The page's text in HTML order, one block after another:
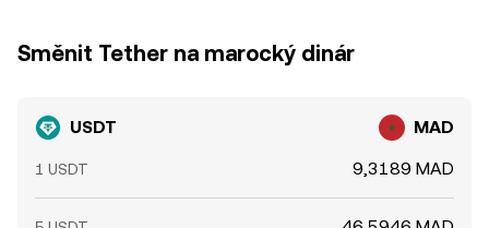
Směnit Tether na marocký dinár
USDT MAD
1 USDT 9,3189 MAD